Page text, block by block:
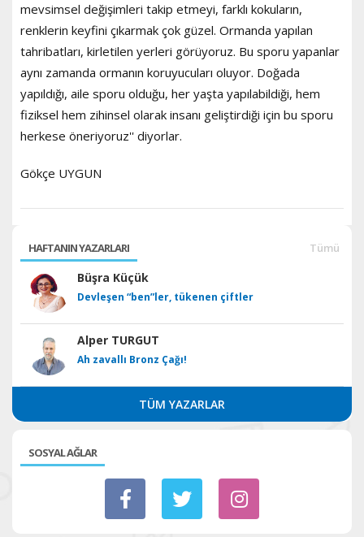
mevsimsel değişimleri takip etmeyi, farklı kokuların,
renklerin keyfini çıkarmak çok güzel. Ormanda yapılan
tahribatları, kirletilen yerleri görüyoruz. Bu sporu yapanlar
aynı zamanda ormanın koruyucuları oluyor. Doğada
yapıldığı, aile sporu olduğu, her yaşta yapılabildiği, hem
fiziksel hem zihinsel olarak insanı geliştirdiği için bu sporu
herkese öneriyoruz'' diyorlar.
Gökçe UYGUN
HAFTANIN YAZARLARI Tümü
Büşra Küçük
Devleşen “ben”ler, tükenen çiftler
Alper TURGUT
Ah zavallı Bronz Çağı!
TÜM YAZARLAR
SOSYAL AĞLAR